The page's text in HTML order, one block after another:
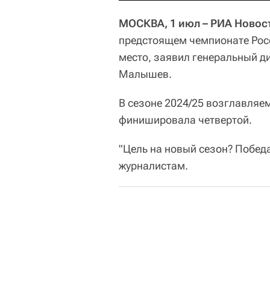
МОСКВА, 1 июл – РИА
предстоящем чемпионате
место, заявил генеральный
Малышев.
В сезоне 2024/25
финишировала четвертой.
"Цель на новый сезон?
журналистам.